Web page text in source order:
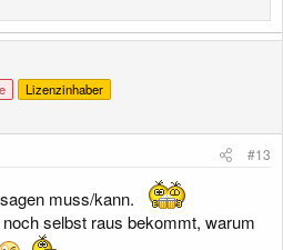
Lizenzinhaber
#13
muss/kann.
selbst raus bekommt, warum